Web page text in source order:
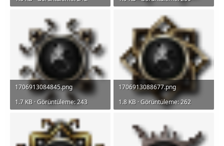
1706913084845.png
1.7 KB · Görüntüleme: 243
1706913088677.png
1.8 KB · Görüntüleme: 262